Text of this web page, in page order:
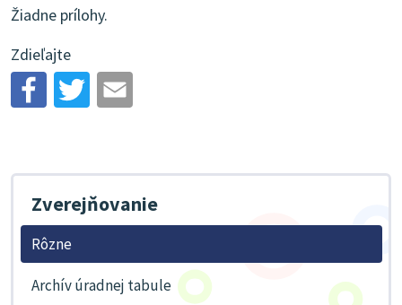
Žiadne prílohy.
Zdieľajte
Zverejňovanie
Rôzne
Archív úradnej tabule